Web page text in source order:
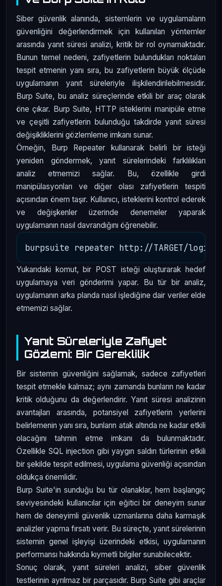
Siber güvenlik alanında, sistemlerin ve uygulamaların
güvenliğini değerlendirmek için kullanılan yöntemler
arasında yanıt süresi analizi, kritik bir rol oynamaktadır.
Bunun temel nedeni, zafiyetlerin bulundukları noktaları
tespit etmenin yanı sıra, bu zafiyetlerin büyük ölçüde
uygulamanın yanıt süreleriyle ilişkilendirilebilmesidir.
Burp Suite, bu analiz süreçlerinde etkili bir araç olarak
öne çıkar. Burp Suite, HTTP isteklerini manipüle etme
ve çeşitli zafiyetlerin bulunduğu takdirde yanıt süresi
değişikliklerini gözlemleme imkanı sunar.
Örneğin, Burp Repeater kullanarak belirli bir isteği
yeniden göndermek, yanıt sürelerindeki farklılıkları
analiz etmemizi sağlar. Bu, özellikle girdi
manipülasyonları ve diğer olası zafiyetlerin tespiti
açısından önem taşır. Kullanıcı, isteklerini kontrol ederek
ve değişkenler üzerinde denemeler yaparak
uygulamanın nasıl davrandığını öğrenebilir.
Yukarıdaki komut, bir POST isteği oluşturarak hedef
uygulamaya veri gönderimi yapar. Bu tür bir analiz,
uygulamanın arka planda nasıl işlediğine dair veriler elde
etmemizi sağlar.
Yanıt Süreleriyle Zafiyet
Gözlemi: Bir Gereklilik
Bir sistemin güvenliğini sağlamak, sadece zafiyetleri
tespit etmekle kalmaz; aynı zamanda bunların ne kadar
kritik olduğunu da değerlendirir. Yanıt süresi analizinin
avantajları arasında, potansiyel zafiyetlerin yerlerini
belirlemenin yanı sıra, bunların atak altında ne kadar etkili
olacağını tahmin etme imkanı da bulunmaktadır.
Özellikle SQL injection gibi yaygın saldırı türlerinin etkili
bir şekilde tespit edilmesi, uygulama güvenliği açısından
oldukça önemlidir.
Burp Suite'in sunduğu bu tür olanaklar, hem başlangıç
seviyesindeki kullanıcılar için eğitici bir deneyim sunar
hem de deneyimli güvenlik uzmanlarına daha karmaşık
analizler yapma fırsatı verir. Bu süreçte, yanıt sürelerinin
sistemin genel işleyişi üzerindeki etkisi, uygulamanın
performansı hakkında kıymetli bilgiler sunabilecektir.
Sonuç olarak, yanıt süreleri analizi, siber güvenlik
testlerinin ayrılmaz bir parçasıdır. Burp Suite gibi araçlar